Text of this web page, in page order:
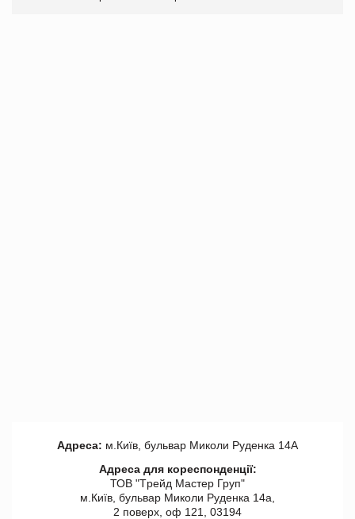
Адреса: м.Київ, бульвар Миколи Руденка 14А
Адреса для кореспонденції:
ТОВ "Tрейд Мастер Груп"
м.Київ, бульвар Миколи Руденка 14а,
2 поверх, оф 121, 03194